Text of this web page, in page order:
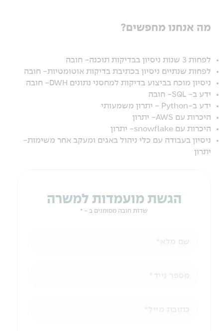
מה אנחנו מחפשים?
לפחות 3 שנות ניסיון בבדיקות תוכנה- חובה
לפחות שנתיים ניסיון בכתיבת בדיקות אוטומטיות- חובה
ניסיון מוכח בביצוע בדיקות למחסני נתונים DWH- חובה
ידע ב- SQL- חובה
ידע ב-Python - יתרון משמעותי
היכרות עם AWS- יתרון
היכרות עם snowflake- יתרון
ניסיון בעבודה עם כלי ניהול באגים ומעקב אחר משימות-
יתרון
הגשת מועמדות למשרה
שדות חובה מסומנים ב - *